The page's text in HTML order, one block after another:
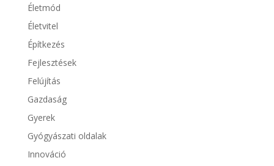
Életmód
Életvitel
Építkezés
Fejlesztések
Felújítás
Gazdaság
Gyerek
Gyógyászati oldalak
Innováció